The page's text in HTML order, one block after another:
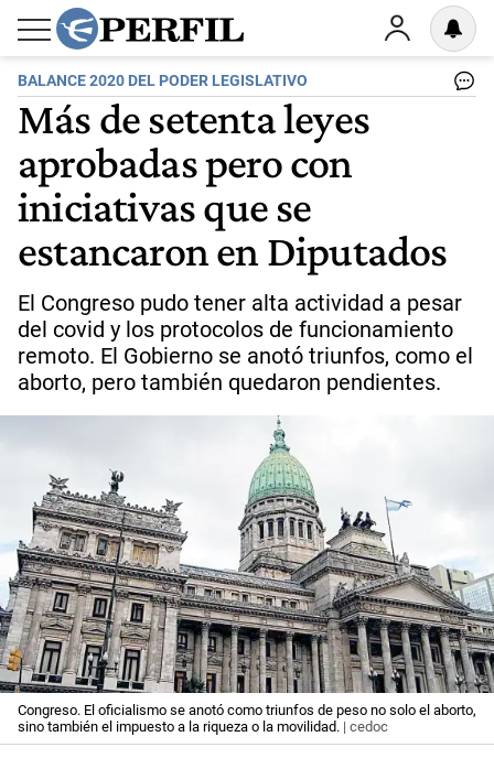
BALANCE 2020 DEL PODER LEGISLATIVO
Más de setenta leyes
aprobadas pero con
iniciativas que se
estancaron en Diputados
El Congreso pudo tener alta actividad a pesar
del covid y los protocolos de funcionamiento
remoto. El Gobierno se anotó triunfos, como el
aborto, pero también quedaron pendientes.
Congreso. El oficialismo se anotó como triunfos de peso no solo el aborto,
sino también el impuesto a la riqueza o la movilidad. | cedoc